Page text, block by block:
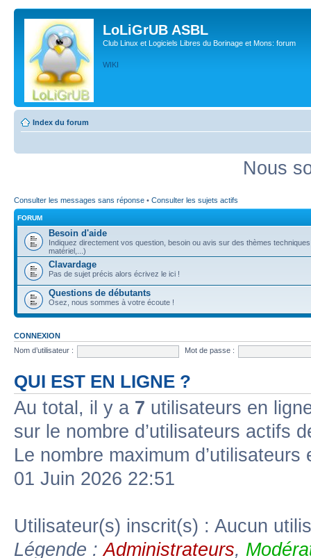
LoLiGrUB ASBL
Club Linux et Logiciels Libres du Borinage et Mons: forum
WIKI
Index du forum
Nous
Consulter les messages sans réponse • Consulter les sujets actifs
FORUM
Besoin d'aide
Indiquez directement vos question, besoin ou avis sur des thèmes
matériel,...)
Clavardage
Pas de sujet précis alors écrivez le ici !
Questions de débutants
Osez, nous sommes à votre écoute !
CONNEXION
Nom d’utilisateur :
Mot de passe :
QUI EST EN LIGNE ?
Au total, il y a 7 utilisateurs en
sur le nombre d’utilisateurs actifs
Le nombre maximum
01 Juin 2026 22:51
Utilisateur(s) inscrit(s) : Aucun
Légende :Administrateurs,